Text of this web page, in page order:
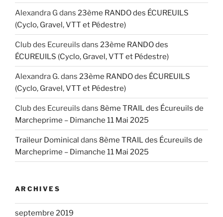
Alexandra G dans 23ème RANDO des ÉCUREUILS
(Cyclo, Gravel, VTT et Pédestre)
Club des Ecureuils dans 23ème RANDO des
ÉCUREUILS (Cyclo, Gravel, VTT et Pédestre)
Alexandra G.dans 23ème RANDO des ÉCUREUILS
(Cyclo, Gravel, VTT et Pédestre)
Club des Ecureuils dans 8ème TRAIL des Écureuils de
Marcheprime – Dimanche 11 Mai 2025
Traileur Dominical dans 8ème TRAIL des Écureuils de
Marcheprime – Dimanche 11 Mai 2025
ARCHIVES
septembre 2019